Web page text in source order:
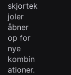
skjortek
joler
åbner
op for
nye
kombin
ationer.